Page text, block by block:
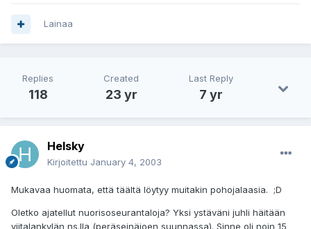
Lainaa
Replies
118
Created
23 yr
Last Reply
7 yr
Helsky
Kirjoitettu January 4, 2003
Mukavaa huomata, että täältä löytyy muitakin pohojalaasia. ;D
Oletko ajatellut nuorisoseurantaloja? Yksi ystäväni juhli häitään
viitalankylän ns.lla (peräseinäjoen suunnassa). Sinne oli noin 15